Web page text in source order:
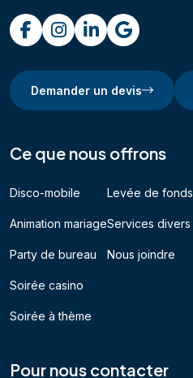
Demander un devis
Ce que nous offrons
Disco-mobile
Animation mariage
Party de bureau
Soirée casino
Soirée à thème
Levée de fonds
Services divers
Nous joindre
Pour nous contacter